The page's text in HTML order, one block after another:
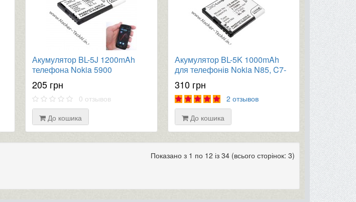
Акумулятор BL-5J 1200mAh
телефона Nokia 5900
XpressMusic, Asha 201, Lumia
525, Rock, 5230, X1-01
205 грн
0 отзывов
До кошика
Акумулятор BL-5K 1000mAh
для телефонів Nokia N85, C7-
00, 701, X7, T7
310 грн
2 отзывов
До кошика
Показано з 1 по 12 із 34 (всього сторінок: 3)